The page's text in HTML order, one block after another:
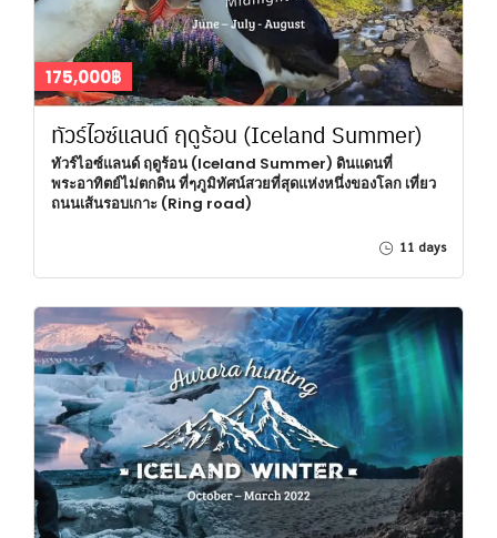
175,000฿
ทัวร์ไอซ์แลนด์ ฤดูร้อน (Iceland Summer)
ทัวร์ไอซ์แลนด์ ฤดูร้อน (Iceland Summer) ดินแดนที่
พระอาทิตย์ไม่ตกดิน ที่ๆภูมิทัศน์สวยที่สุดแห่งหนึ่งของโลก เที่ยว
ถนนเส้นรอบเกาะ (Ring road)
11 days